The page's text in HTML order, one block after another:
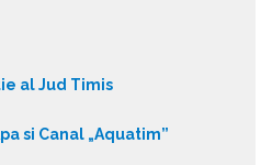
al Jud Timis
si Canal „Aquatim”